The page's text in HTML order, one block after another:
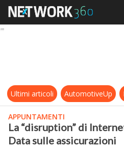
La
Ultimi articoli AutomotiveUp
APPUNTAMENTI
La “disruption” di
Data sulle assicurazioni